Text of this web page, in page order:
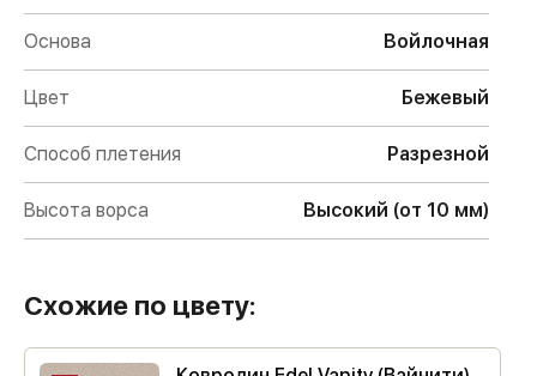
Основа Войлочная
Цвет Бежевый
Способ плетения Разрезной
Высота ворса Высокий (от 10 мм)
Схожие по цвету: